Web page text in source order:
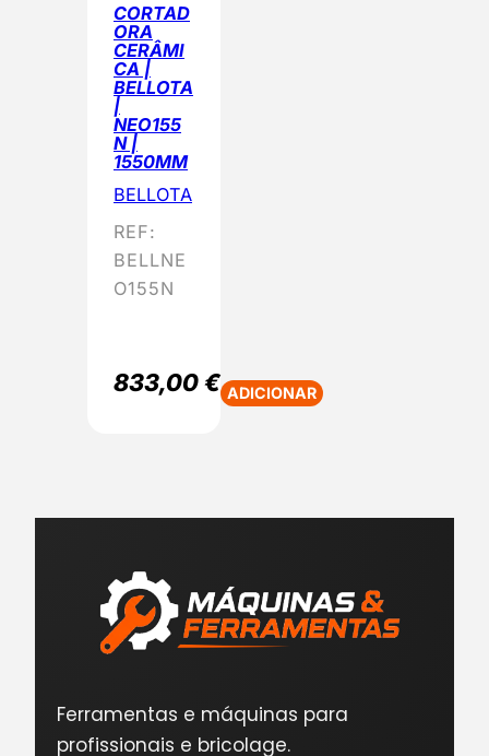
CORTAD
ORA
CERÂMI
CA |
BELLOTA
|
NEO155
N |
1550MM
BELLOTA
REF:
BELLNE
O155N
833,00€ ADICIONAR
Ferramentas e máquinas para
profissionais e bricolage.